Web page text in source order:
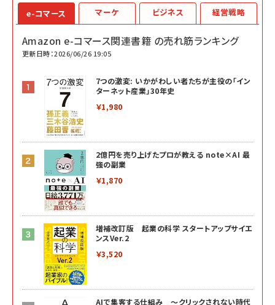
e-コマース
Amazon e-コマース関連書籍 の売れ筋ランキング
更新日時：2026/06/26 19:05
7つの激変: いかがわしい者たちが主役の「イン
ターネット産業」30年史
￥1,980
2億円を売り上げたプロが教える note×AI 最
強の副業
￥1,870
増補改訂版 起業の科学 スタートアップサイエ
ンスVer.2
￥3,520
AIで集客する仕組み ～クリックされない時代
マーケ ビジネス 経営戦略